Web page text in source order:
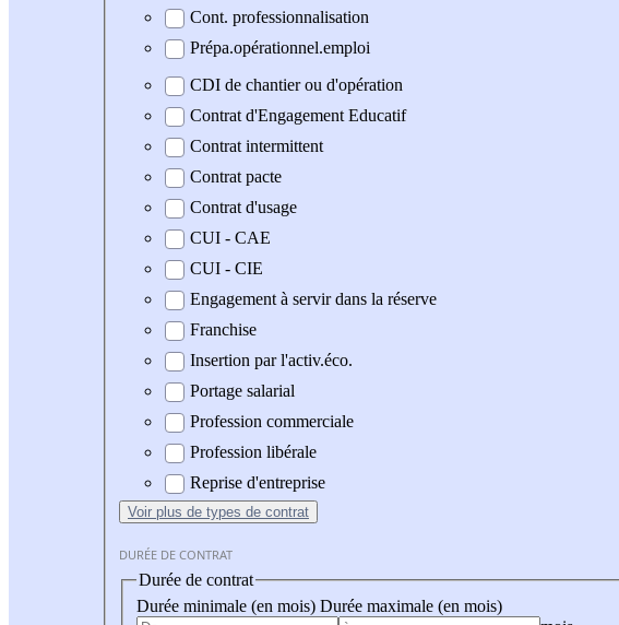
Cont. professionnalisation
Prépa.opérationnel.emploi
CDI de chantier ou d'opération
Contrat d'Engagement Educatif
Contrat intermittent
Contrat pacte
Contrat d'usage
CUI - CAE
CUI - CIE
Engagement à servir dans la réserve
Franchise
Insertion par l'activ.éco.
Portage salarial
Profession commerciale
Profession libérale
Reprise d'entreprise
Voir plus de types de contrat
DURÉE DE CONTRAT
Durée de contrat
Durée minimale (en mois) Durée maximale (en mois)